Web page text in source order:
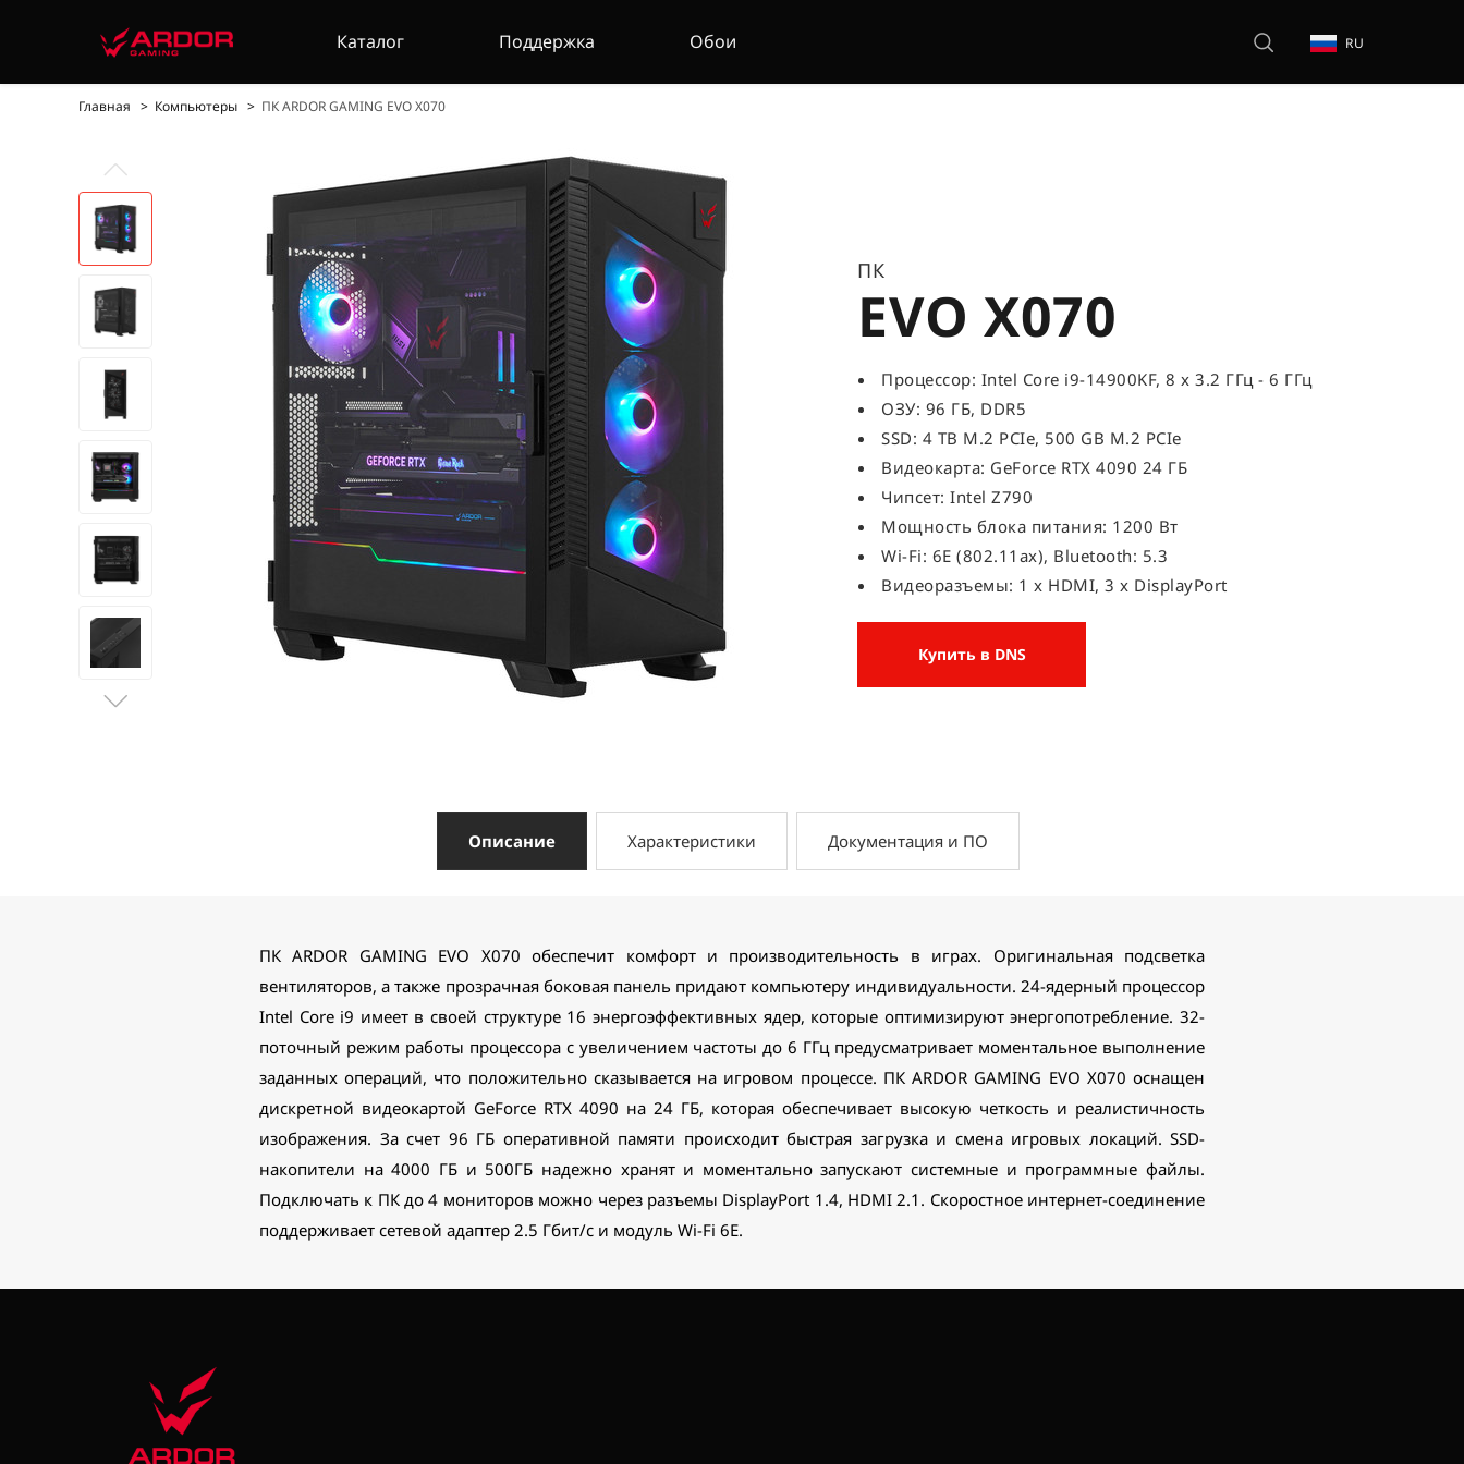
Каталог Поддержка Обои RU
Главная Компьютеры ПК ARDOR GAMING EVO X070
ПК
EVO X070
Процессор: Intel Core i9-14900KF, 8 x 3.2 ГГц - 6 ГГц
ОЗУ: 96 ГБ, DDR5
SSD: 4 TB M.2 PCIe, 500 GB M.2 PCIe
Видеокарта: GeForce RTX 4090 24 ГБ
Чипсет: Intel Z790
Мощность блока питания: 1200 Вт
Wi-Fi: 6E (802.11ax), Bluetooth: 5.3
Видеоразъемы: 1 x HDMI, 3 x DisplayPort
Купить в DNS
Описание Характеристики Документация и ПО
ПК ARDOR GAMING EVO X070 обеспечит комфорт и производительность в играх. Оригинальная подсветка
вентиляторов, а также прозрачная боковая панель придают компьютеру индивидуальности. 24-ядерный процессор
Intel Core i9 имеет в своей структуре 16 энергоэффективных ядер, которые оптимизируют энергопотребление. 32-
поточный режим работы процессора с увеличением частоты до 6 ГГц предусматривает моментальное выполнение
заданных операций, что положительно сказывается на игровом процессе. ПК ARDOR GAMING EVO X070 оснащен
дискретной видеокартой GeForce RTX 4090 на 24 ГБ, которая обеспечивает высокую четкость и реалистичность
изображения. За счет 96 ГБ оперативной памяти происходит быстрая загрузка и смена игровых локаций. SSD-
накопители на 4000 ГБ и 500ГБ надежно хранят и моментально запускают системные и программные файлы.
Подключать к ПК до 4 мониторов можно через разъемы DisplayPort 1.4, HDMI 2.1. Скоростное интернет-соединение
поддерживает сетевой адаптер 2.5 Гбит/с и модуль Wi-Fi 6E.